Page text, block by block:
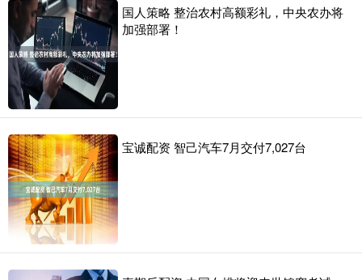
国人策略 整治农村高额彩礼，中央农办将
加强部署！
宝诚配资 智己汽车7月交付7,027台